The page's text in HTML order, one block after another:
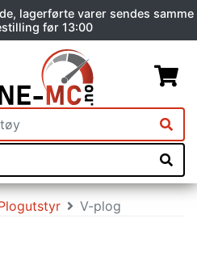
lagerførte varer sendes samme
før 13:00
V-plog